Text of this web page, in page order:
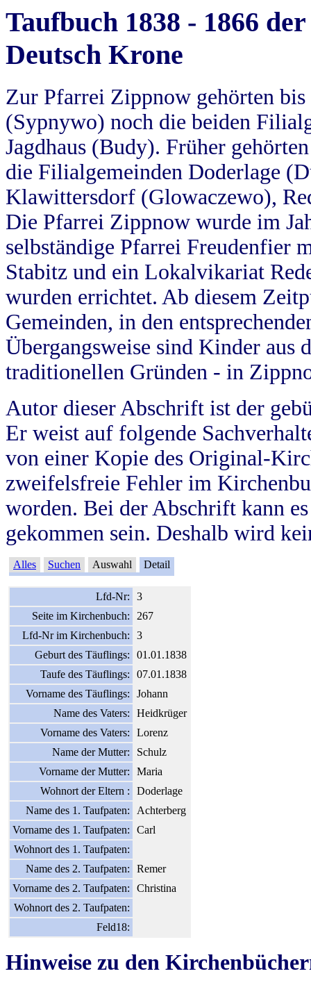
Taufbuch 1838 - 1866
Deutsch Krone
Zur Pfarrei Zippnow gehörten
(Sypnywo) noch die beiden
Jagdhaus (Budy). Früher
die Filialgemeinden Doderlage
Klawittersdorf (Glowaczewo),
Die Pfarrei Zippnow wurde im
selbständige Pfarrei Freudenfier
Stabitz und ein Lokalvikariat
wurden errichtet. Ab diesem
Gemeinden, in den
Übergangsweise sind Kinder aus
traditionellen Gründen - in
Autor dieser Abschrift ist der
Er weist auf folgende
von einer Kopie des Original-
zweifelsfreie Fehler im
worden. Bei der Abschrift kann
gekommen sein. Deshalb wird
Alles Suchen Auswahl Detail
Lfd-Nr:
3
Seite im Kirchenbuch:
267
Lfd-Nr im Kirchenbuch:
3
Geburt des Täuflings:
01.01.1838
Taufe des Täuflings:
07.01.1838
Vorname des Täuflings:
Johann
Name des Vaters:
Heidkrüger
Vorname des Vaters:
Lorenz
Name der Mutter:
Schulz
Vorname der Mutter:
Maria
Wohnort der Eltern :
Doderlage
Name des 1. Taufpaten:
Achterberg
Vorname des 1. Taufpaten:
Carl
Wohnort des 1. Taufpaten:
Name des 2. Taufpaten:
Remer
Vorname des 2. Taufpaten:
Christina
Wohnort des 2. Taufpaten:
Feld18:
Hinweise zu den